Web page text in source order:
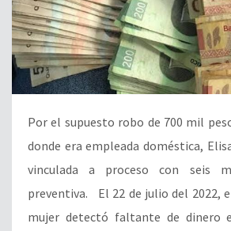
Por el supuesto robo de 700 mil
donde era empleada doméstica,
vinculada a proceso con seis
preventiva. El 22 de julio del 2022,
mujer detectó faltante de dinero